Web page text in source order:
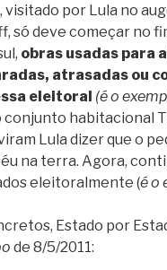
por Lula no
só deve começar no
obras usadas para
atrasadas ou
eleitoral (é o
habitacional
Lula dizer que o
na terra. Agora,
eleitoralmente (é o
Estado por
de 8/5/2011: